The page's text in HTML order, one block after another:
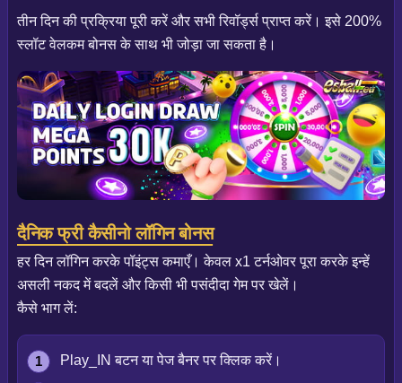
तीन दिन की प्रक्रिया पूरी करें और सभी रिवॉर्ड्स प्राप्त करें। इसे 200%
स्लॉट वेलकम बोनस के साथ भी जोड़ा जा सकता है।
दैनिक फ्री कैसीनो लॉगिन बोनस
हर दिन लॉगिन करके पॉइंट्स कमाएँ। केवल x1 टर्नओवर पूरा करके इन्हें
असली नकद में बदलें और किसी भी पसंदीदा गेम पर खेलें।
कैसे भाग लें:
Play_IN बटन या पेज बैनर पर क्लिक करें।